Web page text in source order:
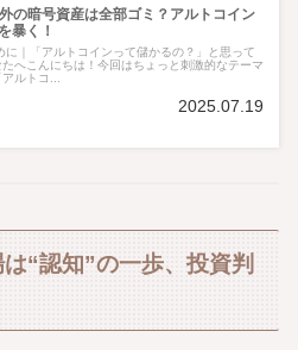
の暗号資産は全部ゴミ？アルトコイン
暴く！
に｜「アルトコインって儲かるの？」と思って
たへこんにちは！今回はちょっと刺激的なテーマ
ルトコ...
2025.07.19
“認知”の一歩、投資判